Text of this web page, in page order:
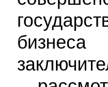
бизнеса